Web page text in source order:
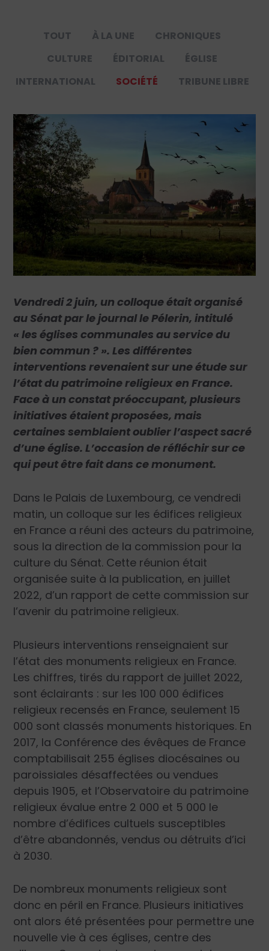
TOUT À LA UNE
CHRONIQUES
CULTURE
ÉDITORIAL
ÉGLISE
INTERNATIONAL
SOCIÉTÉ TRIBUNE LIBRE
Vendredi 2 juin, un colloque était organisé
au Sénat par le journal le Pélerin, intitulé
« les églises communales au service du
bien commun ? ». Les différentes
interventions revenaient sur une étude sur
l’état du patrimoine religieux en France.
Face à un constat préoccupant, plusieurs
initiatives étaient proposées, mais
certaines semblaient oublier l’aspect sacré
d’une église. L’occasion de réfléchir sur ce
qui peut être fait dans ce monument.
Dans le Palais de Luxembourg, ce vendredi
matin, un colloque sur les édifices religieux
en France a réuni des acteurs du patrimoine,
sous la direction de la commission pour la
culture du Sénat. Cette réunion était
organisée suite à la publication, en juillet
2022, d’un rapport de cette commission sur
l’avenir du patrimoine religieux.
Plusieurs interventions renseignaient sur
l’état des monuments religieux en France.
Les chiffres, tirés du rapport de juillet 2022,
sont éclairants : sur les 100 000 édifices
religieux recensés en France, seulement 15
000 sont classés monuments historiques. En
2017, la Conférence des évêques de France
comptabilisait 255 églises diocésaines ou
paroissiales désaffectées ou vendues
depuis 1905, et l’Observatoire du patrimoine
religieux évalue entre 2 000 et 5 000 le
nombre d’édifices cultuels susceptibles
d’être abandonnés, vendus ou détruits d’ici
à 2030.
De nombreux monuments religieux sont
donc en péril en France. Plusieurs initiatives
ont alors été présentées pour permettre une
nouvelle vie à ces églises, centre des